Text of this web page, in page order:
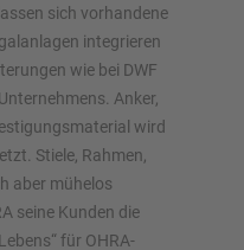
sich vorhandene
integrieren
wie bei DWF
Anker,
wird
Stiele, Rahmen,
aber mühelos
seine Kunden die
für OHRA-